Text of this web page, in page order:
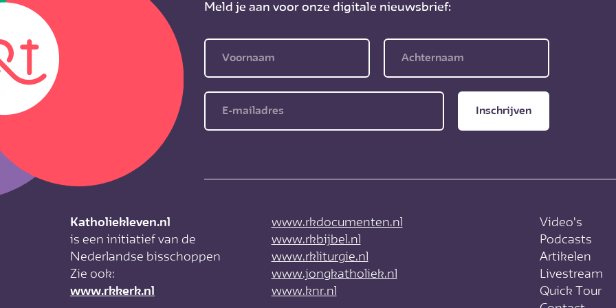
Meld je aan voor onze digitale nieuwsbrief:
Inschrijven
Katholiekleven.nl
is een initiatief van de
Nederlandse bisschoppen
Zie ook:
www.rkkerk.nl
www.rkdocumenten.nl
www.rkbijbel.nl
www.rkliturgie.nl
www.jongkatholiek.nl
www.knr.nl
Video's
Podcasts
Artikelen
Livestream
Quick Tour